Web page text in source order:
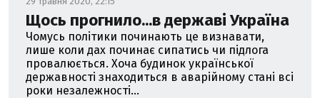
Щось прогнило...в державі Україна
Чомусь політики починають це визнавати,
лише коли дах починає сипатись чи підлога
провалюється. Хоча будинок української
державності знаходиться в аварійному стані всі
роки незалежності...